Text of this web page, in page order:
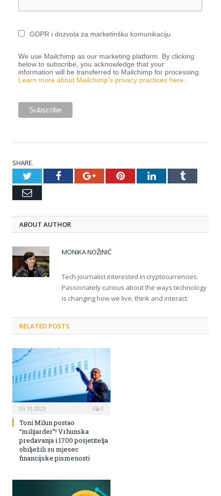
GDPR i dozvola za marketinšku komunikaciju
We use Mailchimp as our marketing platform. By clicking
below to subscribe, you acknowledge that your
information will be transferred to Mailchimp for processing.
Learn more about Mailchimp’s privacy practices here.
SHARE.
TwitterFacebookGoogle+PinterestLinkedInTumblr
Email
ABOUT AUTHOR
MONIKA NOŽINIĆ
Tech journalist interested in cryptocurrencies.
Passionately curious about the ways technology
is changing how we live, think and interact.
RELATED POSTS
03.10.2023 0
Toni Milun postao
“milijarder”! Vrhunska
predavanja i 1700 posjetitelja
obilježili su mjesec
financijske pismenosti